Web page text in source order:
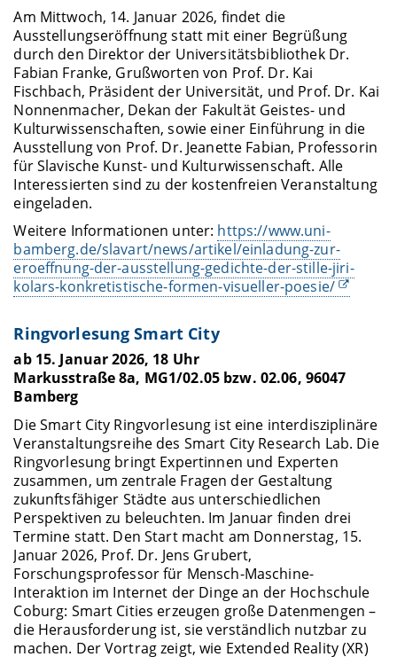
Am Mittwoch, 14. Januar 2026, findet die
Ausstellungseröffnung statt mit einer Begrüßung
durch den Direktor der Universitätsbibliothek Dr.
Fabian Franke, Grußworten von Prof. Dr. Kai
Fischbach, Präsident der Universität, und Prof. Dr. Kai
Nonnenmacher, Dekan der Fakultät Geistes- und
Kulturwissenschaften, sowie einer Einführung in die
Ausstellung von Prof. Dr. Jeanette Fabian, Professorin
für Slavische Kunst- und Kulturwissenschaft. Alle
Interessierten sind zu der kostenfreien Veranstaltung
eingeladen.
Weitere Informationen unter: https://www.uni-
bamberg.de/slavart/news/artikel/einladung-zur-
eroeffnung-der-ausstellung-gedichte-der-stille-jiri-
kolars-konkretistische-formen-visueller-poesie/
Ringvorlesung Smart City
ab 15. Januar 2026, 18 Uhr
Markusstraße 8a, MG1/02.05 bzw. 02.06, 96047
Bamberg
Die Smart City Ringvorlesung ist eine interdisziplinäre
Veranstaltungsreihe des Smart City Research Lab. Die
Ringvorlesung bringt Expertinnen und Experten
zusammen, um zentrale Fragen der Gestaltung
zukunftsfähiger Städte aus unterschiedlichen
Perspektiven zu beleuchten. Im Januar finden drei
Termine statt. Den Start macht am Donnerstag, 15.
Januar 2026, Prof. Dr. Jens Grubert,
Forschungsprofessor für Mensch-Maschine-
Interaktion im Internet der Dinge an der Hochschule
Coburg: Smart Cities erzeugen große Datenmengen –
die Herausforderung ist, sie verständlich nutzbar zu
machen. Der Vortrag zeigt, wie Extended Reality (XR)